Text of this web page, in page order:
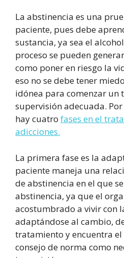
La abstinencia es una
paciente, pues debe
sustancia, ya sea el
proceso se pueden
como poner en riesgo la
eso no se debe tener
idónea para comenzar
supervisión adecuada.
hay cuatro fases en el
adicciones.
La primera fase es la
paciente maneja una
de abstinencia en el que
abstinencia, ya que el
acostumbrado a vivir con
adaptándose al cambio,
tratamiento y encuentra
consejo de norma como